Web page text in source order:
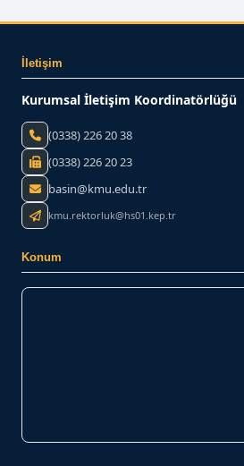
İletişim
Kurumsal İletişim Koordinatörlüğü
(0338) 226 20 38
(0338) 226 20 23
basin@kmu.edu.tr
kmu.rektorluk@hs01.kep.tr
Konum